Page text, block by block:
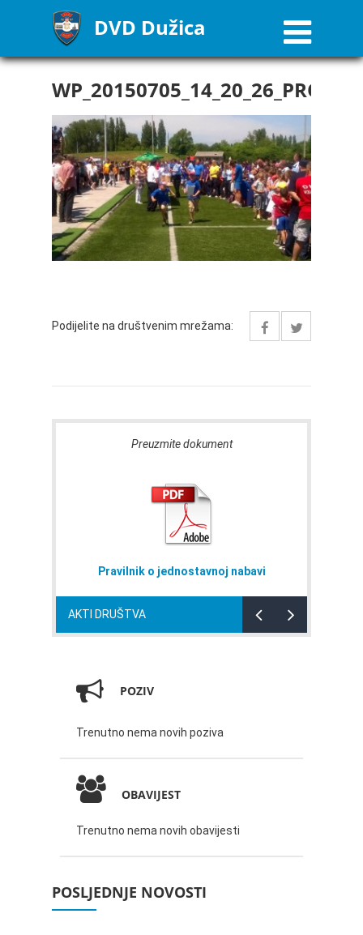
DVD Dužica
WP_20150705_14_20_26_PRO(2)
Podijelite na društvenim mrežama:
AKTI DRUŠTVA
Preuzmite dokument
Pravilnik o jednostavnoj nabavi
POZIV
Trenutno nema novih poziva
OBAVIJEST
Trenutno nema novih obavijesti
POSLJEDNJE NOVOSTI